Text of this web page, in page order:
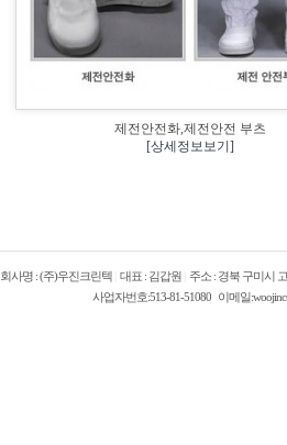
제전안전화,제전안전 부츠
[상세정보보기]
회사명 : (주)우진크린텍 대표 : 김갑원
주소 : 경북 구미시
사업자번호:513-81-51080 이메일